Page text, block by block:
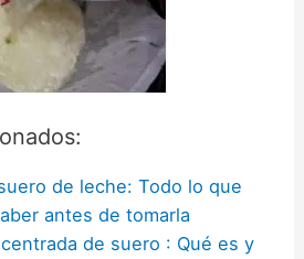
de leche: Todo lo que
antes de tomarla
de suero : Qué es y